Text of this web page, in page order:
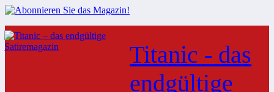
Zum
Inhalt
springen
Titanic - das
endgültige